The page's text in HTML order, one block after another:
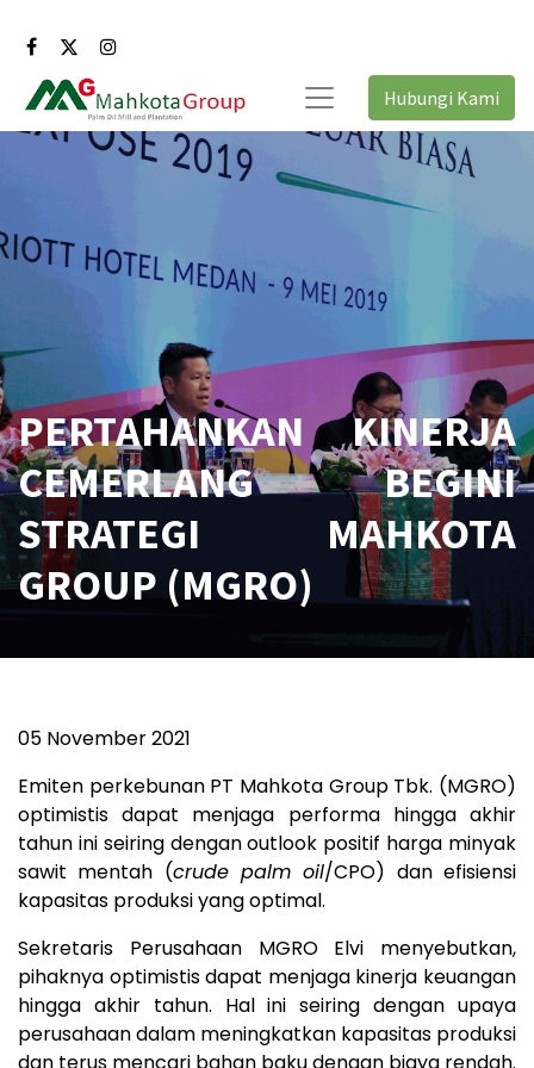
Hubungi Kami
PERTAHANKAN KINERJA
CEMERLANG BEGINI
STRATEGI MAHKOTA
GROUP (MGRO)
05 November 2021
Emiten perkebunan PT Mahkota Group Tbk. (MGRO)
optimistis dapat menjaga performa hingga akhir
tahun ini seiring dengan outlook positif harga minyak
sawit mentah (crude palm oil/CPO) dan efisiensi
kapasitas produksi yang optimal.
Sekretaris Perusahaan MGRO Elvi menyebutkan,
pihaknya optimistis dapat menjaga kinerja keuangan
hingga akhir tahun. Hal ini seiring dengan upaya
perusahaan dalam meningkatkan kapasitas produksi